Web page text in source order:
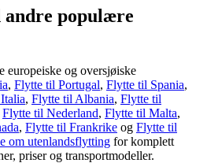
andre populære
europeiske og oversjøiske
, Flytte til Portugal, Flytte til Spania,
Italia, Flytte til Albania, Flytte til
Flytte til Nederland, Flytte til Malta,
, Flytte til Frankrike og Flytte til
om utenlandsflytting for komplett
priser og transportmodeller.